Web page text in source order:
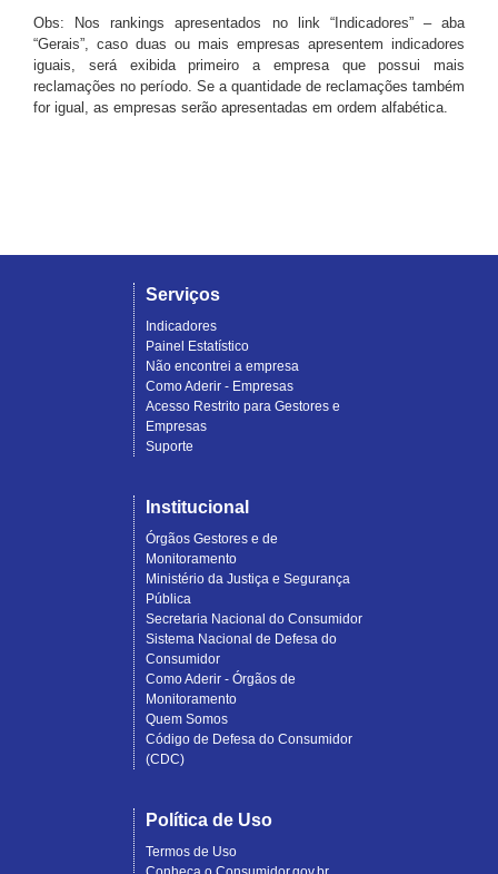
Obs: Nos rankings apresentados no link “Indicadores” – aba
“Gerais”, caso duas ou mais empresas apresentem indicadores
iguais, será exibida primeiro a empresa que possui mais
reclamações no período. Se a quantidade de reclamações também
for igual, as empresas serão apresentadas em ordem alfabética.
Serviços
Indicadores
Painel Estatístico
Não encontrei a empresa
Como Aderir - Empresas
Acesso Restrito para Gestores e
Empresas
Suporte
Institucional
Órgãos Gestores e de
Monitoramento
Ministério da Justiça e Segurança
Pública
Secretaria Nacional do Consumidor
Sistema Nacional de Defesa do
Consumidor
Como Aderir - Órgãos de
Monitoramento
Quem Somos
Código de Defesa do Consumidor
(CDC)
Política de Uso
Termos de Uso